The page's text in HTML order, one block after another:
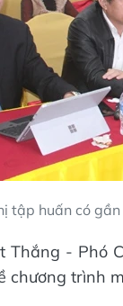
tập huấn có
Thắng - Phó
chương trình